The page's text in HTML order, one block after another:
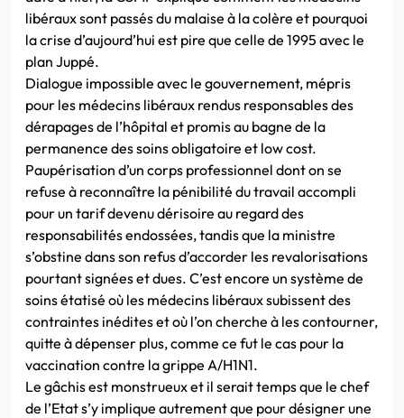
libéraux sont passés du malaise à la colère et pourquoi
la crise d’aujourd’hui est pire que celle de 1995 avec le
plan Juppé.
Dialogue impossible avec le gouvernement, mépris
pour les médecins libéraux rendus responsables des
dérapages de l’hôpital et promis au bagne de la
permanence des soins obligatoire et low cost.
Paupérisation d’un corps professionnel dont on se
refuse à reconnaître la pénibilité du travail accompli
pour un tarif devenu dérisoire au regard des
responsabilités endossées, tandis que la ministre
s’obstine dans son refus d’accorder les revalorisations
pourtant signées et dues. C’est encore un système de
soins étatisé où les médecins libéraux subissent des
contraintes inédites et où l’on cherche à les contourner,
quitte à dépenser plus, comme ce fut le cas pour la
vaccination contre la grippe A/H1N1.
Le gâchis est monstrueux et il serait temps que le chef
de l’Etat s’y implique autrement que pour désigner une